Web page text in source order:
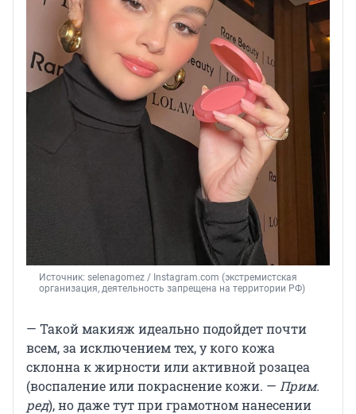
Источник: selenagomez / Instagram.com (экстремистская
организация, деятельность запрещена на территории РФ)
— Такой макияж идеально подойдет почти
всем, за исключением тех, у кого кожа
склонна к жирности или активной розацеа
(воспаление или покраснение кожи. — Прим.
ред), но даже тут при грамотном нанесении